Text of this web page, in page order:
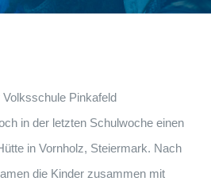
Pinkafeld
in der letzten Schulwoche einen
in Vornholz, Steiermark. Nach
die Kinder zusammen mit